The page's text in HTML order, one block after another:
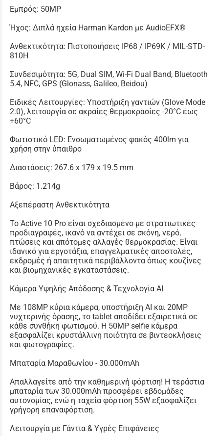
Εμπρός: 50MP
Ήχος: Διπλά ηχεία Harman Kardon με AudioEFX®
Ανθεκτικότητα: Πιστοποιήσεις IP68 / IP69K / MIL-STD-
810H
Συνδεσιμότητα: 5G, Dual SIM, Wi-Fi Dual Band, Bluetooth
5.4, NFC, GPS (Glonass, Galileo, Beidou)
Ειδικές Λειτουργίες: Υποστήριξη γαντιών (Glove Mode
2.0), λειτουργία σε ακραίες θερμοκρασίες -20°C έως
+60°C
Φωτιστικό LED: Ενσωματωμένος φακός 400lm για
χρήση στην ύπαιθρο
Διαστάσεις: 267.6 x 179 x 19.5 mm
Βάρος: 1.214g
Αξεπέραστη Ανθεκτικότητα
Το Active 10 Pro είναι σχεδιασμένο με στρατιωτικές
προδιαγραφές, ικανό να αντέχει σε σκόνη, νερό,
πτώσεις και απότομες αλλαγές θερμοκρασίας. Είναι
ιδανικό για εργοτάξια, επαγγελματικές αποστολές,
εκδρομές ή απαιτητικά περιβάλλοντα όπως κουζίνες
και βιομηχανικές εγκαταστάσεις.
Κάμερα Υψηλής Απόδοσης & Τεχνολογία AI
Με 108MP κύρια κάμερα, υποστήριξη AI και 20MP
νυχτερινής όρασης, το tablet αποδίδει εξαιρετικά σε
κάθε συνθήκη φωτισμού. Η 50MP selfie κάμερα
εξασφαλίζει κρυστάλλινη ποιότητα σε βιντεοκλήσεις
και φωτογραφίες.
Μπαταρία Μαραθωνίου - 30.000mAh
Απαλλαγείτε από την καθημερινή φόρτιση! Η τεράστια
μπαταρία των 30.000mAh προσφέρει εβδομάδες
αυτονομίας, ενώ η ταχεία φόρτιση 55W εξασφαλίζει
γρήγορη επαναφόρτιση.
Λειτουργία με Γάντια & Υγρές Επιφάνειες